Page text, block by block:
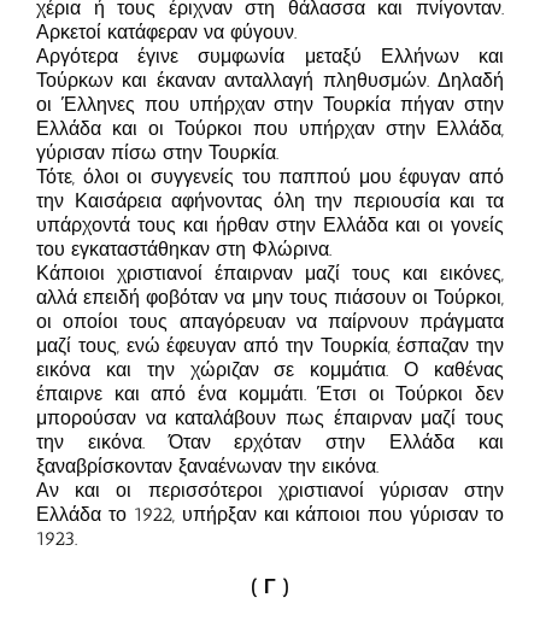
χέρια ή τους έριχναν στη θάλασσα και πνίγονταν.
Αρκετοί κατάφεραν να φύγουν.
Αργότερα έγινε συμφωνία μεταξύ Ελλήνων και
Τούρκων και έκαναν ανταλλαγή πληθυσμών. Δηλαδή
οι Έλληνες που υπήρχαν στην Τουρκία πήγαν στην
Ελλάδα και οι Τούρκοι που υπήρχαν στην Ελλάδα,
γύρισαν πίσω στην Τουρκία.
Τότε, όλοι οι συγγενείς του παππού μου έφυγαν από
την Καισάρεια αφήνοντας όλη την περιουσία και τα
υπάρχοντά τους και ήρθαν στην Ελλάδα και οι γονείς
του εγκαταστάθηκαν στη Φλώρινα.
Κάποιοι χριστιανοί έπαιρναν μαζί τους και εικόνες,
αλλά επειδή φοβόταν να μην τους πιάσουν οι Τούρκοι,
οι οποίοι τους απαγόρευαν να παίρνουν πράγματα
μαζί τους, ενώ έφευγαν από την Τουρκία, έσπαζαν την
εικόνα και την χώριζαν σε κομμάτια. Ο καθένας
έπαιρνε και από ένα κομμάτι. Έτσι οι Τούρκοι δεν
μπορούσαν να καταλάβουν πως έπαιρναν μαζί τους
την εικόνα. Όταν ερχόταν στην Ελλάδα και
ξαναβρίσκονταν ξαναένωναν την εικόνα.
Αν και οι περισσότεροι χριστιανοί γύρισαν στην
Ελλάδα το 1922, υπήρξαν και κάποιοι που γύρισαν το
1923.
( Γ )